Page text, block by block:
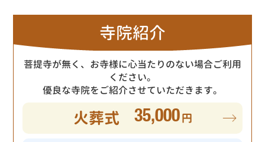
寺院紹介
菩提寺が無く、お寺様に心当たりのない場合ご利用
ください。
優良な寺院をご紹介させていただきます。
火葬式 35,000円